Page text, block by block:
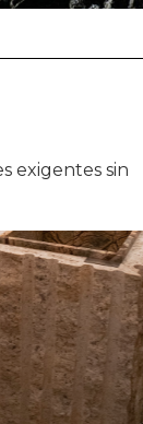
exigentes sin